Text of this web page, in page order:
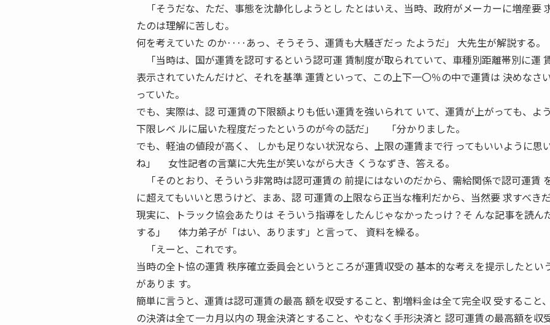
「そうだな、ただ、事態を沈静化しようとし たとはいえ、当時、政府がメーカーに増産要
たのは理解に苦しむ。
何を考えていた のか‥‥あっ、そうそう、運賃も大騒ぎだっ たようだ」 大先生が解説する。
「当時は、国が運賃を認可するという認可運 賃制度が取られていて、車種別距離帯別に運
表示されていたんだけど、それを基準 運賃といって、この上下一〇％の中で運賃は 決めなさ
っていた。
でも、実際は、認 可運賃の下限額よりも低い運賃を強いられて いて、運賃が上がっても、よ
下限レベ ルに届いた程度だったというのが今の話だ」 「分かりました。
でも、軽油の値段が高く、 しかも足りない状況なら、上限の運賃まで行 ってもいいように思
ね」 女性記者の言葉に大先生が笑いながら大き くうなずき、答える。
「そのとおり、そういう非常時は認可運賃の 前提にはないのだから、需給関係で認可運賃
に超えてもいいと思うけど、まあ、認 可運賃の上限なら正当な権利だから、当然要 求すべきだ
現実に、トラック協会あたりは そういう指導をしたんじゃなかったっけ？そ んな記事を読ん
する」 体力弟子が「はい、あります」と言って、 資料を繰る。
「えーと、これです。
当時の全ト協の運賃 秩序確立委員会というところが運賃収受の 基本的な考えを提示したとい
がありま す。
簡単に言うと、運賃は認可運賃の最高 額を収受すること、割増料金は全て完全収 受すること
の決済は全て一カ月以内の 現金決済とすること、やむなく手形決済と 認可運賃の最高額を収